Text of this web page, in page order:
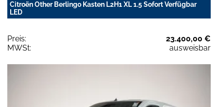
Citroën Other Berlingo Kasten L2H1 XL 1.5 Sofort Verfügbar
LED
Preis:
23.400,00 €
MWSt:
ausweisbar